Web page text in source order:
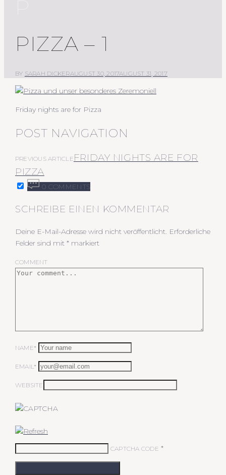
PIZZA – 1
BY SARAH DICKERAUGUST 30, 2017AUGUST 31, 2017
Friday nights are for Pizza
POST NAVIGATION
PREVIOUS ARTICLE FRIDAY NIGHTS ARE FOR
PIZZA
0 COMMENTS
SCHREIBE EINEN KOMMENTAR
Deine E-Mail-Adresse wird nicht veröffentlicht. Erforderliche
Felder sind mit * markiert
COMMENT
NAME*
EMAIL*
WEBSITE
CAPTCHA CODE *